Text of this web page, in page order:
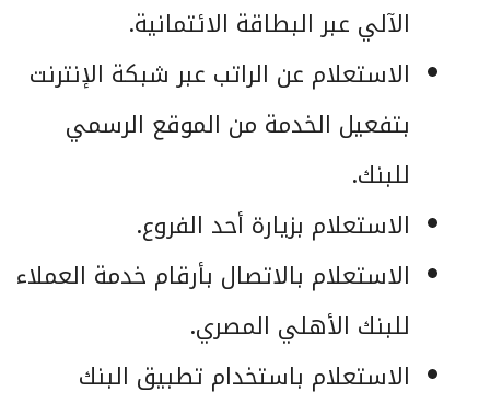
الآلي عبر البطاقة الائتمانية.
الاستعلام عن الراتب عبر شبكة الإنترنت
بتفعيل الخدمة من الموقع الرسمي
للبنك.
الاستعلام بزيارة أحد الفروع.
الاستعلام بالاتصال بأرقام خدمة العملاء
للبنك الأهلي المصري.
الاستعلام باستخدام تطبيق البنك